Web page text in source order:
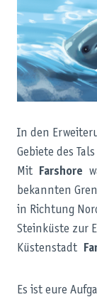
In den
Gebiete des
Mit
Farshore
bekannten
in Richtung
Steinküste zur
Küstenstadt
Es ist eure